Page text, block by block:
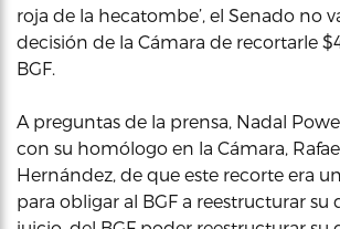
roja de la hecatombe’, el Senado no
decisión de la Cámara de recortarle
BGF.
A preguntas de la prensa, Nadal
con su homólogo en la Cámara, Rafael
Hernández, de que este recorte era
para obligar al BGF a reestructurar su